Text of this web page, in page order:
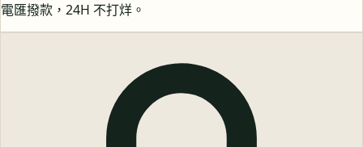
電匯撥款，24H 不打烊。